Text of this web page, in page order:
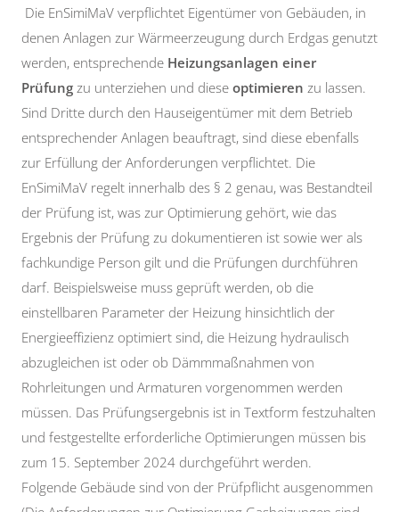
Die EnSimiMaV verpflichtet Eigentümer von Gebäuden, in
denen Anlagen zur Wärmeerzeugung durch Erdgas genutzt
werden, entsprechende Heizungsanlagen einer
Prüfung zu unterziehen und diese optimieren zu lassen.
Sind Dritte durch den Hauseigentümer mit dem Betrieb
entsprechender Anlagen beauftragt, sind diese ebenfalls
zur Erfüllung der Anforderungen verpflichtet. Die
EnSimiMaV regelt innerhalb des § 2 genau, was Bestandteil
der Prüfung ist, was zur Optimierung gehört, wie das
Ergebnis der Prüfung zu dokumentieren ist sowie wer als
fachkundige Person gilt und die Prüfungen durchführen
darf. Beispielsweise muss geprüft werden, ob die
einstellbaren Parameter der Heizung hinsichtlich der
Energieeffizienz optimiert sind, die Heizung hydraulisch
abzugleichen ist oder ob Dämmmaßnahmen von
Rohrleitungen und Armaturen vorgenommen werden
müssen. Das Prüfungsergebnis ist in Textform festzuhalten
und festgestellte erforderliche Optimierungen müssen bis
zum 15. September 2024 durchgeführt werden.
Folgende Gebäude sind von der Prüfpflicht ausgenommen